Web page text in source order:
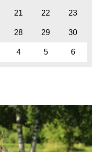
21 22 23
28 29 30
4 5 6